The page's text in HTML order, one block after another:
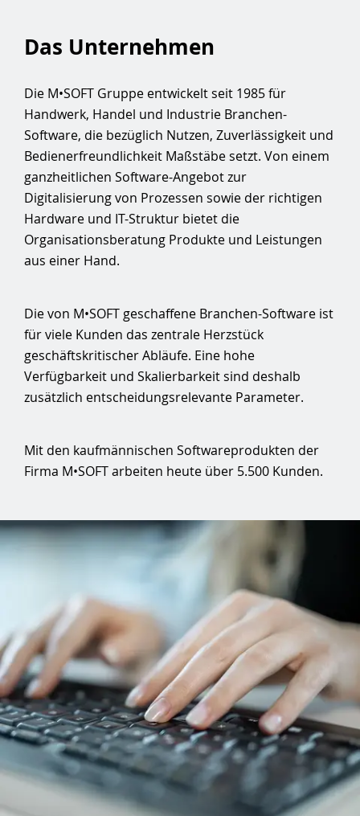
Das Unternehmen
Die M•SOFT Gruppe entwickelt seit 1985 für
Handwerk, Handel und Industrie Branchen-
Software, die bezüglich Nutzen, Zuverlässigkeit und
Bedienerfreundlichkeit Maßstäbe setzt. Von einem
ganzheitlichen Software-Angebot zur
Digitalisierung von Prozessen sowie der richtigen
Hardware und IT-Struktur bietet die
Organisationsberatung Produkte und Leistungen
aus einer Hand.
Die von M•SOFT geschaffene Branchen-Software ist
für viele Kunden das zentrale Herzstück
geschäftskritischer Abläufe. Eine hohe
Verfügbarkeit und Skalierbarkeit sind deshalb
zusätzlich entscheidungsrelevante Parameter.
Mit den kaufmännischen Softwareprodukten der
Firma M•SOFT arbeiten heute über 5.500 Kunden.